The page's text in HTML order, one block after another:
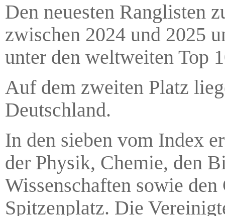
Den neuesten Ranglisten
zwischen 2024 und 2025
unter den weltweiten Top
Auf dem zweiten Platz
Deutschland.
In den sieben vom Index
der Physik, Chemie, den
Wissenschaften sowie
Spitzenplatz. Die